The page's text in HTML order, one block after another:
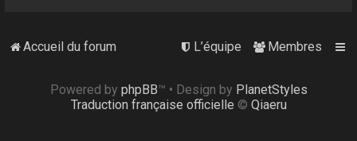
Accueil du forum Membres
L’équipe
Powered by phpBB™ • Design by PlanetStyles
Traduction française officielle © Qiaeru